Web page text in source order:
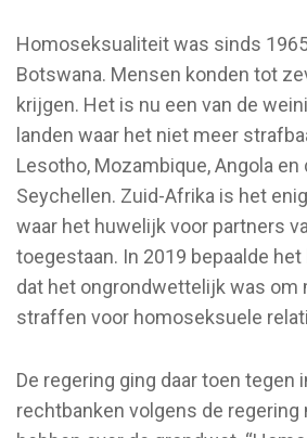
Homoseksualiteit was sinds
Botswana. Mensen konden tot
krijgen. Het is nu een van de
landen waar het niet meer
Lesotho, Mozambique, Angola en
Seychellen. Zuid-Afrika is het
waar het huwelijk voor partners
toegestaan. In 2019 bepaalde
dat het ongrondwettelijk was om
straffen voor homoseksuele
De regering ging daar toen tegen
rechtbanken volgens de